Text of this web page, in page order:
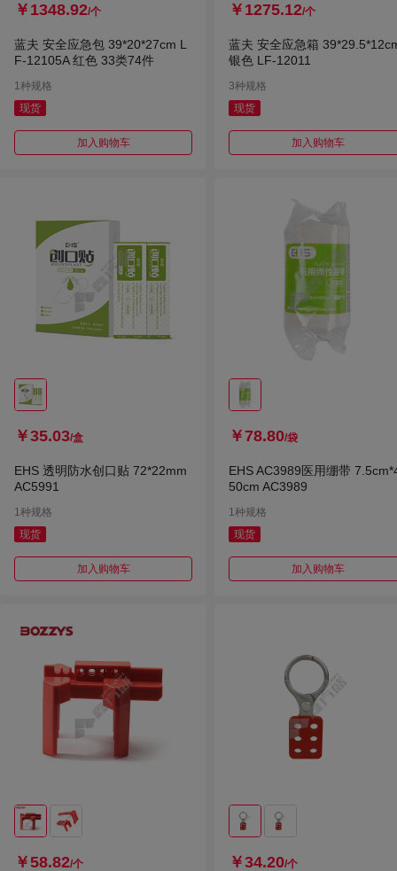
￥1348.92/个
蓝夫 安全应急包 39*20*27cm L
F-12105A 红色 33类74件
1种规格
现货
加入购物车
￥1275.12/个
蓝夫 安全应急箱
银色 LF-12011
3种规格
现货
加入购物车
￥35.03/盒
EHS 透明防水创口贴 72*22mm
AC5991
1种规格
现货
加入购物车
￥78.80/袋
EHS AC3989医用绷带
50cm AC3989
1种规格
现货
加入购物车
￥58.82/个 ￥34.20/个